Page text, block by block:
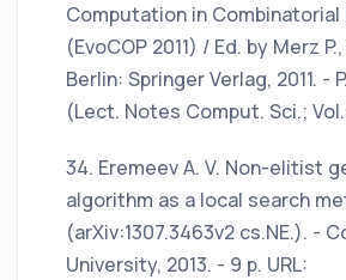
Computation in
(EvoCOP 2011) / Ed. by Merz
Berlin: Springer Verlag, 2011. -
(Lect. Notes Comput. Sci.;
34. Eremeev A. V. Non-elitist
algorithm as a local search
(arXiv:1307.3463v2 cs.NE.). -
University, 2013. - 9 p. URL: